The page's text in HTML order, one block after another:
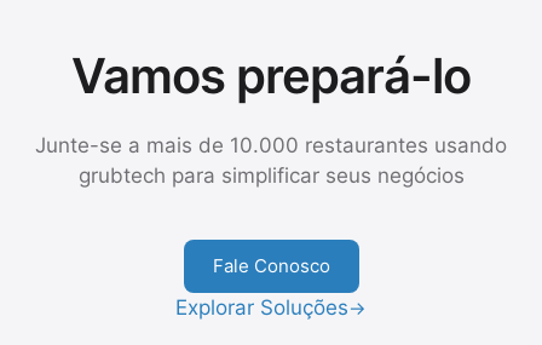
Vamos prepará-lo
Junte-se a mais de 10.000 restaurantes usando
grubtech para simplificar seus negócios
Fale Conosco
Explorar Soluções→